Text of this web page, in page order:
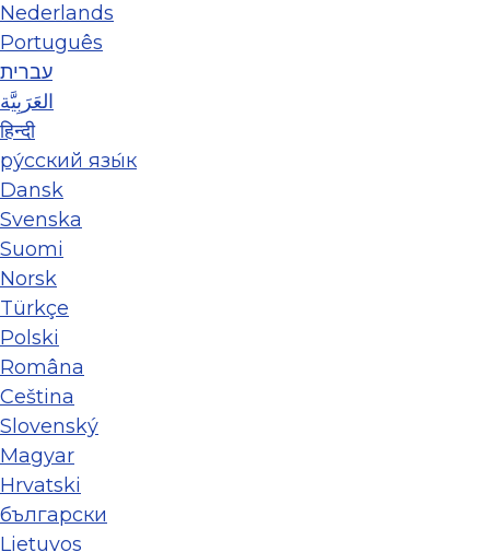
Nederlands
Português
עברית
العَرَبِيَّة
हिन्दी
ру́сский язы́к
Dansk
Svenska
Suomi
Norsk
Türkçe
Polski
Româna
Ceština
Slovenský
Magyar
Hrvatski
български
Lietuvos